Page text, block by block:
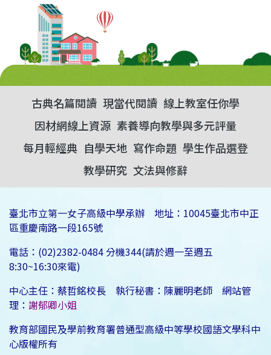
古典名篇閱讀 現當代閱讀 線上教室任你學
因材網線上資源 素養導向教學與多元評量
每月輕經典 自學天地 寫作命題 學生作品選登
教學研究 文法與修辭
臺北市立第一女子高級中學承辦 地址：10045臺北市中正
區重慶南路一段165號
電話：(02)2382-0484 分機344(請於週一至週五
8:30~16:30來電)
中心主任：蔡哲銘校長 執行秘書：陳麗明老師 網站管
理： 謝郁卿小姐
教育部國民及學前教育署普通型高級中等學校國語文學科中
心版權所有